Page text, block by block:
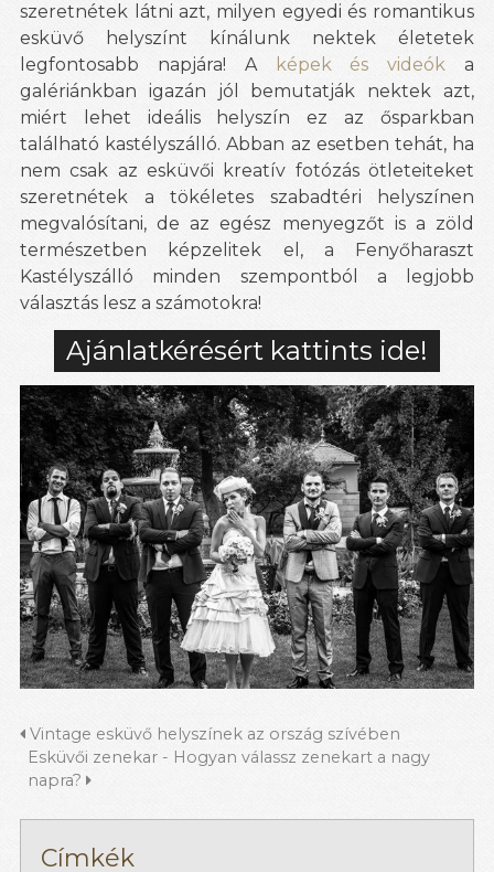
szeretnétek látni azt, milyen egyedi és romantikus
esküvő helyszínt kínálunk nektek életetek
legfontosabb napjára! A
képek és videók
a
galériánkban igazán jól bemutatják nektek azt,
miért lehet ideális helyszín ez az ősparkban
található kastélyszálló. Abban az esetben tehát, ha
nem csak az esküvői kreatív fotózás ötleteiteket
szeretnétek a tökéletes szabadtéri helyszínen
megvalósítani, de az egész menyegzőt is a zöld
természetben képzelitek el, a Fenyőharaszt
Kastélyszálló minden szempontból a legjobb
választás lesz a számotokra!
Ajánlatkérésért kattints ide!
Vintage esküvő helyszínek az ország szívében
Esküvői zenekar - Hogyan válassz zenekart a nagy
napra?
Címkék